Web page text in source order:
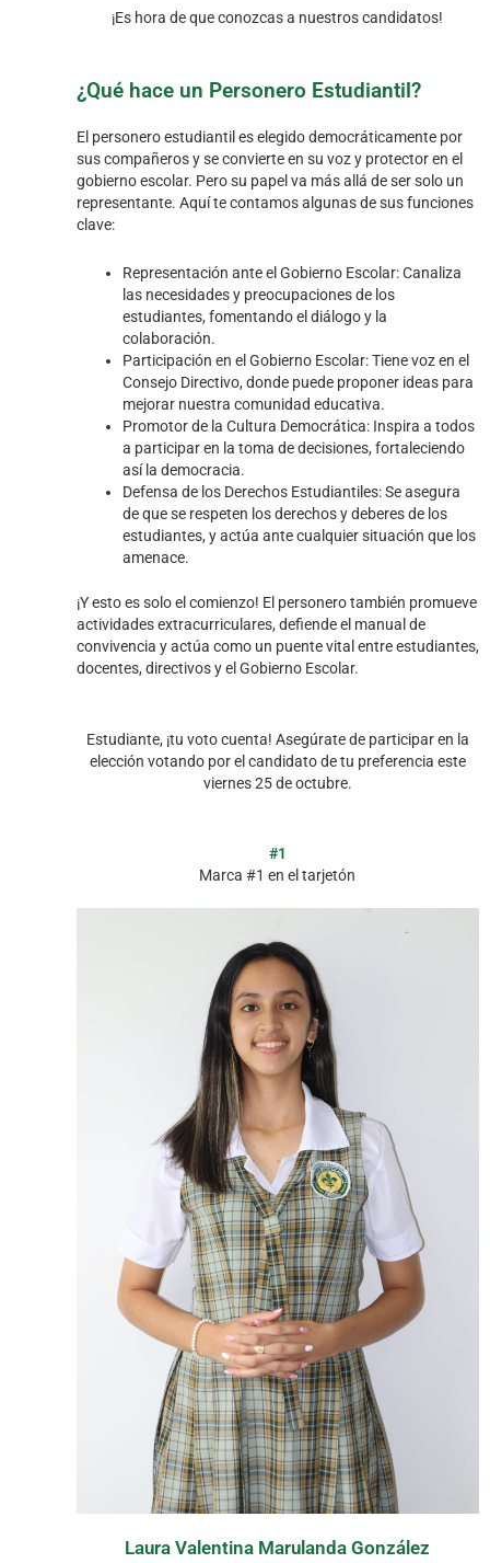
¡Es hora de que conozcas a nuestros candidatos!
¿Qué hace un Personero Estudiantil?
El personero estudiantil es elegido democráticamente por
sus compañeros y se convierte en su voz y protector en el
gobierno escolar. Pero su papel va más allá de ser solo un
representante. Aquí te contamos algunas de sus funciones
clave:
Representación ante el Gobierno Escolar: Canaliza
las necesidades y preocupaciones de los
estudiantes, fomentando el diálogo y la
colaboración.
Participación en el Gobierno Escolar: Tiene voz en el
Consejo Directivo, donde puede proponer ideas para
mejorar nuestra comunidad educativa.
Promotor de la Cultura Democrática: Inspira a todos
a participar en la toma de decisiones, fortaleciendo
así la democracia.
Defensa de los Derechos Estudiantiles: Se asegura
de que se respeten los derechos y deberes de los
estudiantes, y actúa ante cualquier situación que los
amenace.
¡Y esto es solo el comienzo! El personero también promueve
actividades extracurriculares, defiende el manual de
convivencia y actúa como un puente vital entre estudiantes,
docentes, directivos y el Gobierno Escolar.
Estudiante, ¡tu voto cuenta! Asegúrate de participar en la
elección votando por el candidato de tu preferencia este
viernes 25 de octubre.
#1
Marca #1 en el tarjetón
Laura Valentina Marulanda González